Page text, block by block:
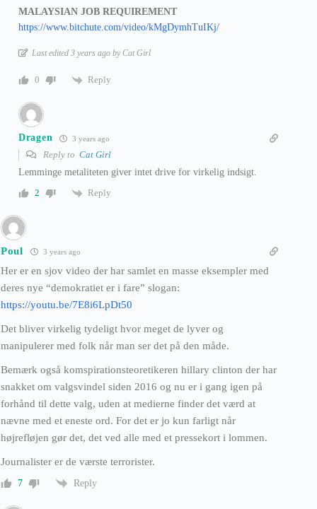
MALAYSIAN JOB REQUIREMENT
https://www.bitchute.com/video/kMgDymhTuIKj/
Last edited 3 years ago by Cat Girl
0 Reply
Dragen 3 years ago
Reply to Cat Girl
Lemminge metaliteten giver intet drive for virkelig indsigt.
2
Reply
Poul 3 years ago
Her er en sjov video der har samlet en masse eksempler med
deres nye “demokratiet er i fare” slogan:
https://youtu.be/7E8i6LpDt50
Det bliver virkelig tydeligt hvor meget de lyver og
manipulerer med folk når man ser det på den måde.
Bemærk også komspirationsteoretikeren hillary clinton der har
snakket om valgsvindel siden 2016 og nu er i gang igen på
forhånd til dette valg, uden at medierne finder det værd at
nævne med et eneste ord. For det er jo kun farligt når
højrefløjen gør det, det ved alle med et pressekort i lommen.
Journalister er de værste terrorister.
7 Reply